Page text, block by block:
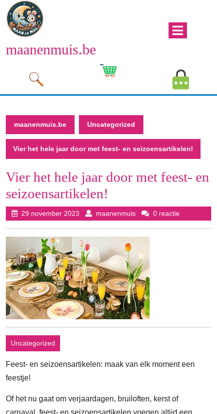
Naar
de
inhoud
maanenmuis.be
Winkelwagen
maanenmuis.be Uncategorized
Vier het hele jaar door met feest- en seizoensartikelen!
Vier het hele jaar door met feest- en
seizoensartikelen!
29 november 2023 29
november
maanenmuismaanenmuis
0 reactie
Uncategorized
Feest- en seizoensartikelen: maak van elk moment een
feestje!
Of het nu gaat om verjaardagen, bruiloften, kerst of
carnaval, feest- en seizoensartikelen voegen altijd een